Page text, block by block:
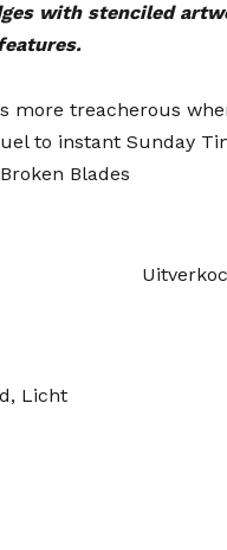
with stenciled
more treacherous
to instant Sunday
Blades
, Licht